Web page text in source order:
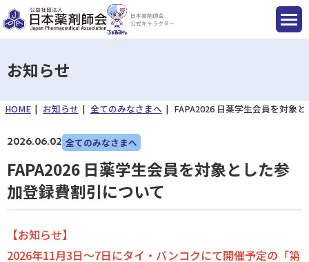
日本薬剤師会
公式キャラクター
国民のみなさまへ
薬剤師のみなさまへ
会員のみなさまへ
お知らせ
HOME お知らせ 全てのみなさまへ FAPA2026 日薬学生会員を対象
2026.06.02 全てのみなさまへ
FAPA2026 日薬学生会員を対象とした参
加登録費割引について
【お知らせ】
2026年11月3日～7日にタイ・バンコクにて開催予定の「第